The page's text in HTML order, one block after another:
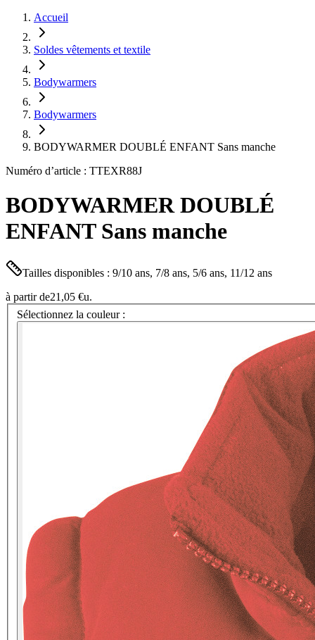
Accueil
Soldes vêtements et textile
Bodywarmers
Bodywarmers
BODYWARMER DOUBLÉ ENFANT Sans manche
Numéro d’article : TTEXR88J
BODYWARMER DOUBLÉ
ENFANT Sans manche
Tailles disponibles : 9/10 ans, 7/8 ans, 5/6 ans, 11/12 ans
à partir de21,05 €u.
Sélectionnez la couleur :